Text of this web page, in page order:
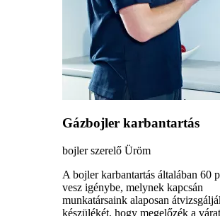
Gázbojler karbantartás
bojler szerelő Üröm
A bojler karbantartás általában 60
vesz igénybe, melynek kapcsán
munkatársaink alaposan
készülékét, hogy megelőzék a